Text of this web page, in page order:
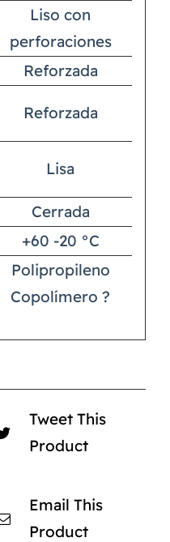
Liso con
perforaciones
Reforzada
Reforzada
Lisa
Cerrada
+60 -20 °C
Polipropileno
Copolímero ?
Tweet This
Product
Email This
Product